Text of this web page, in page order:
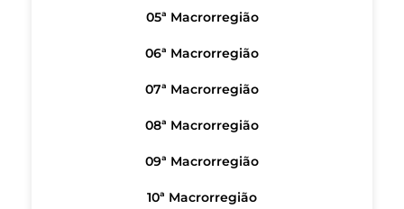
05ª Macrorregião
06ª Macrorregião
07ª Macrorregião
08ª Macrorregião
09ª Macrorregião
10ª Macrorregião